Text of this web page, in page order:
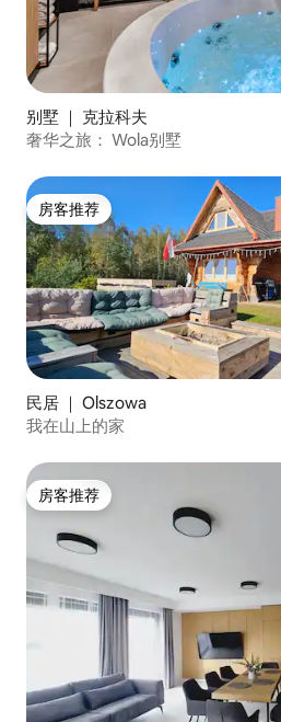
别墅 ｜ 克拉科夫
奢华之旅： Wola别墅
房客推荐
房客推荐
民居 ｜ Olszowa
我在山上的家
房客推荐
房客推荐